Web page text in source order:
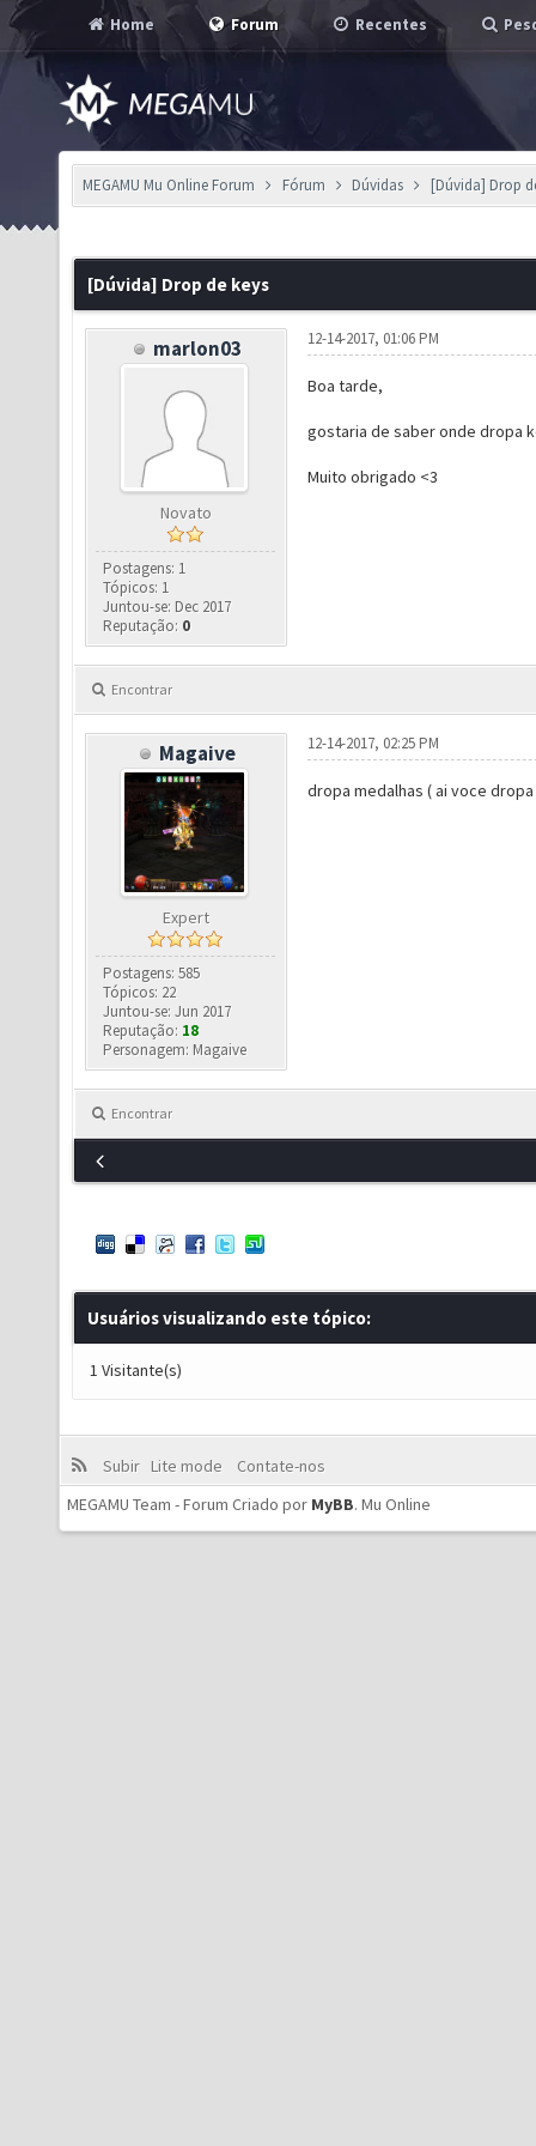
Home Forum Recentes
MEGAMU Mu Online Forum Fórum Dúvidas [Dúvida] Drop
[Dúvida] Drop de keys
marlon03
Novato
Postagens: 1
Tópicos: 1
Juntou-se: Dec 2017
Reputação: 0
12-14-2017, 01:06 PM
Boa tarde,
gostaria de saber onde dropa
Muito obrigado <3
Encontrar
Magaive
Expert
Postagens: 585
Tópicos: 22
Juntou-se: Jun 2017
Reputação: 18
Personagem: Magaive
12-14-2017, 02:25 PM
dropa medalhas ( ai voce
Encontrar
Usuários visualizando este tópico:
1 Visitante(s)
Subir Lite mode
Contate-nos
MEGAMU Team - Forum Criado por MyBB. Mu Online